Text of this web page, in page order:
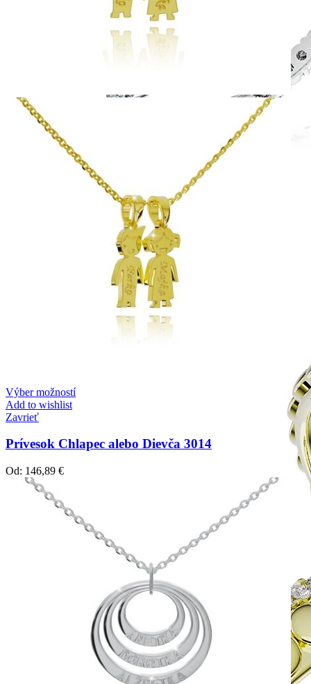
Harmónia klasiky a moderného dizajnu.
Výber možností
Add to wishlist
Zavrieť
Prívesok Chlapec alebo Dievča 3014
Od: 146,89 €